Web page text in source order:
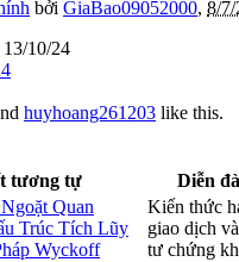
bởi GiaBao09052000, 8/7/
13/10/24
huyhoang261203 like this.
tương tự Diễn
Quan
Trúc Tích Lũy
Wyckoff
Kiến thức
giao dịch
tư chứng